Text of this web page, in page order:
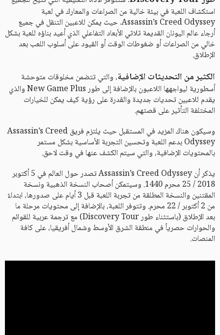
استكشاف اللعبة في بيئة خالية من الصراعات والمعارك في لعبة
Assassin’s Creed Odyssey. حيث يمكن للاعبين التنقل في جميع
أرجاء عالم اليونان القديمة ثلاثي الأبعاد التفاعلي الذي أعيد بناؤه للعبة بشكل
خالي من الصراعات أو ضغوطات الوقت أو القيود على أسلوب اللعب بعد
الإطلاق.
الكثير من التحديثات الإضافية، والتي تتضمن مخلوقات متوحشة
أسطورية ليواجهها اللاعبون بالإضافة إلى طور New Game Plus والذي
يقدم للاعبين تحديات جديدة والقدرة على رؤية كيف يمكن للخيارات
المختلفة التأثير على قصتهم.
وسيكون هناك المزيد في المستقبل حيث يلتزم فريق Assassin’s Creed
Odyssey بدعم اللعبة وتحسين التجربة الأساسية بشكل مستمر
بالمحتويات الإضافية، والتي سيتم الكشف عنها في وقت لاحق.
يذكر أن Assassin’s Creed Odyssey تصدر حول العالم في 5 أكتوبر
2018 / 25 محرم 1440. وسيتمكن أصحاب النسخة الذهبية ونسخة
المقتنين والنسخة المطلقة من تجربة اللعبة قبل 3 أيام على صدورها، ابتداءً
من 2 أكتوبر / 22 محرم. وتتوفر اللعبة، بالإضافة إلى محتويات مرحلة ما
بعد الإطلاق (باستثناء طور Discovery Tour) مع ترجمة عربية للقوائم
والحوارات حصرياً في منطقة الشرق الأوسط وشمال أفريقيا، على كافة
المنصات.